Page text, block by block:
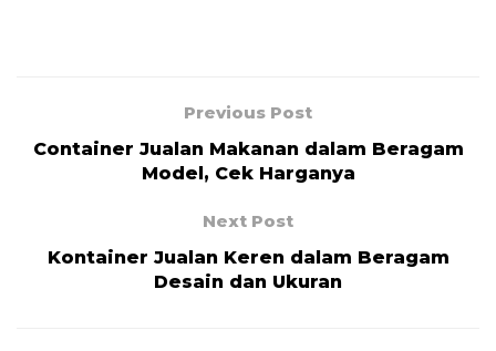
Previous Post
Container Jualan Makanan dalam Beragam
Model, Cek Harganya
Next Post
Kontainer Jualan Keren dalam Beragam
Desain dan Ukuran